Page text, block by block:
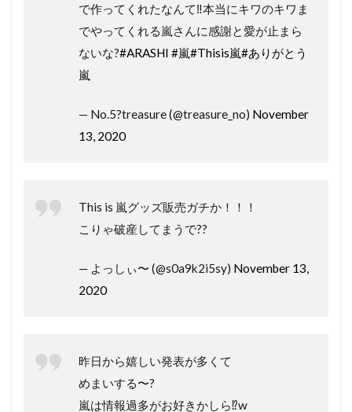
で作ってくれたなんて‼️本当にキワのキワま
でやってくれる嵐さんに感謝と愛が止まら
ないな?#ARASHI #嵐#Thisis嵐#ありがとう
嵐
— No.5?treasure (@treasure_no) November
13, 2020
This is 嵐グッズ販売ガチか！！！
こりゃ破産してまうで??
— よっしぃ〜 (@s0a9k2i5sy) November 13,
2020
昨日から嬉しい発表が多くて
めまいする〜?
嵐は情報過多がお好きかしら⁉︎w